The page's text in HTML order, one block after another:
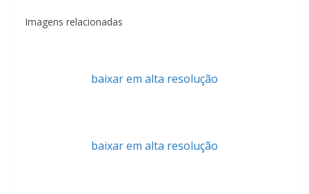
Imagens relacionadas
baixar em alta resolução
baixar em alta resolução